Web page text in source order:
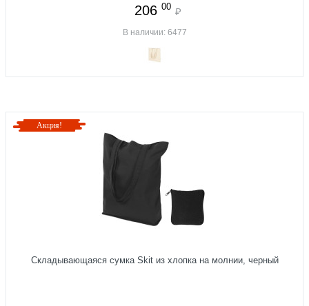
206 00 ₽
В наличии: 6477
Акция!
Складывающаяся сумка Skit из хлопка на молнии, черный